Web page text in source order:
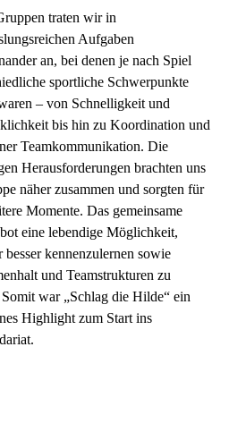
traten wir in
Aufgaben
an, bei denen je nach Spiel
sportliche Schwerpunkte
– von Schnelligkeit und
bis hin zu Koordination und
Teamkommunikation. Die
Herausforderungen brachten uns
näher zusammen und sorgten für
Momente. Das gemeinsame
eine lebendige Möglichkeit,
besser kennenzulernen sowie
und Teamstrukturen zu
war „Schlag die Hilde“ ein
Highlight zum Start ins